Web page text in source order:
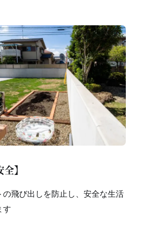
】
の飛び出しを防止し、安全な生活
す